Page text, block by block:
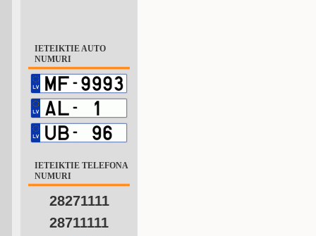
IETEIKTIE AUTO
NUMURI
IETEIKTIE TELEFONA
NUMURI
28271111
28711111